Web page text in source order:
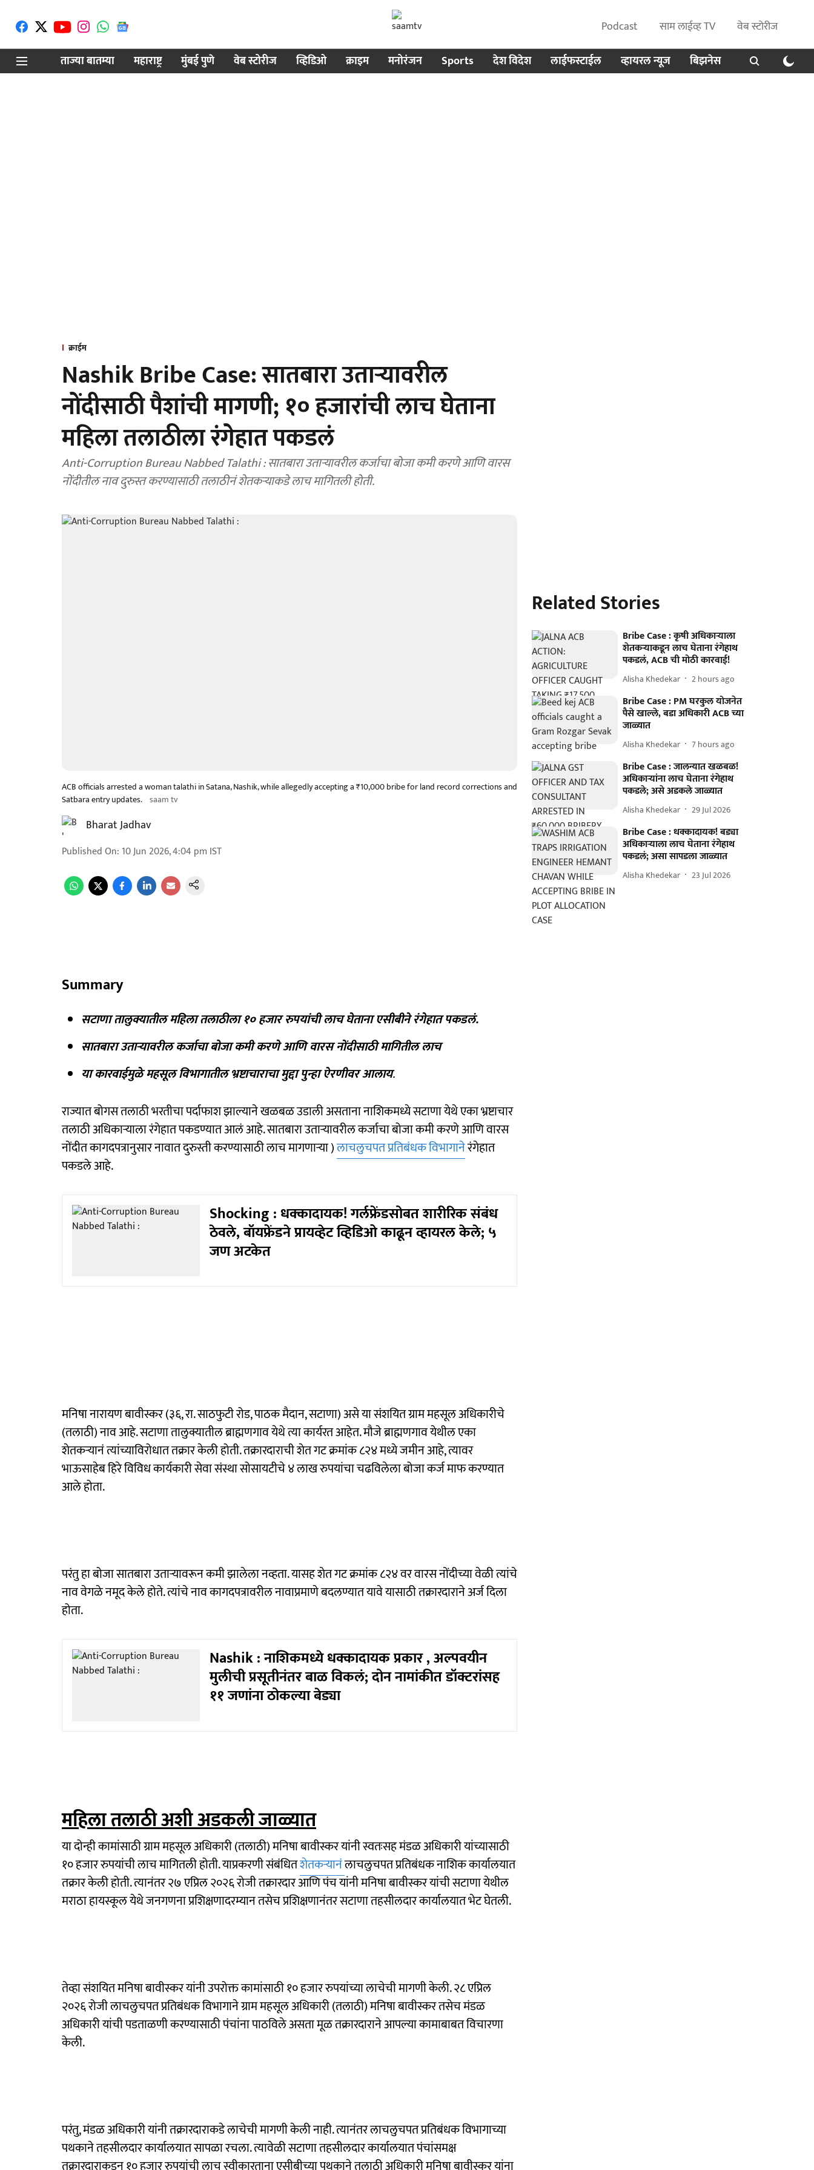
Podcast साम लाईव्ह TV
वेब स्टोरीज
ताज्या बातम्या
महाराष्ट्र मुंबई पुणे वेब स्टोरीज व्हिडिओ क्राइम मनोरंजन Sports देश विदेश लाईफस्टाईल व्हायरल न्यूज बिझनेस
क्राईम
Nashik Bribe Case: सातबारा उताऱ्यावरील
नोंदीसाठी पैशांची मागणी; १० हजारांची लाच घेताना
महिला तलाठीला रंगेहात पकडलं
Anti-Corruption Bureau Nabbed Talathi : सातबारा उताऱ्यावरील कर्जाचा बोजा कमी करणे आणि वारस
नोंदीतील नाव दुरुस्त करण्यासाठी तलाठीनं शेतकऱ्याकडे लाच मागितली होती.
ACB officials arrested a woman talathi in Satana, Nashik, while allegedly accepting a ₹10,000 bribe for land record corrections and
Satbara entry updates. saam tv
Bharat Jadhav
Published On: 10 Jun 2026, 4:04 pm IST
Summary
सटाणा तालुक्यातील महिला तलाठीला १० हजार रुपयांची लाच घेताना एसीबीने रंगेहात पकडलं.
सातबारा उताऱ्यावरील कर्जाचा बोजा कमी करणे आणि वारस नोंदीसाठी मागितील लाच
या कारवाईमुळे महसूल विभागातील भ्रष्टाचाराचा मुद्दा पुन्हा ऐरणीवर आलाय.
राज्यात बोगस तलाठी भरतीचा पर्दाफाश झाल्याने खळबळ उडाली असताना नाशिकमध्ये सटाणा येथे एका भ्रष्टाचार
तलाठी अधिकाऱ्याला रंगेहात पकडण्यात आलं आहे. सातबारा उताऱ्यावरील कर्जाचा बोजा कमी करणे आणि वारस
नोंदीत कागदपत्रानुसार नावात दुरुस्ती करण्यासाठी लाच मागणाऱ्या )लाचलुचपत प्रतिबंधक विभागानेरंगेहात
पकडले आहे.
Shocking : धक्कादायक! गर्लफ्रेंडसोबत शारीरिक संबंध
ठेवले, बॉयफ्रेंडने प्रायव्हेट व्हिडिओ काढून व्हायरल केले; ५
जण अटकेत
​मनिषा नारायण बावीस्कर (३६, रा. साठफुटी रोड, पाठक मैदान, सटाणा) असे या संशयित ग्राम महसूल अधिकारीचे
(तलाठी) नाव आहे. सटाणा तालुक्यातील ब्राह्मणगाव येथे त्या कार्यरत आहेत. मौजे ब्राह्मणगाव येथील एका
शेतकऱ्यानं त्यांच्याविरोधात तक्रार केली होती. तक्रारदाराची शेत गट क्रमांक ८२४ मध्ये जमीन आहे, त्यावर
भाऊसाहेब हिरे विविध कार्यकारी सेवा संस्था सोसायटीचे ४ लाख रुपयांचा चढविलेला बोजा कर्ज माफ करण्यात
आले होता.
परंतु हा बोजा सातबारा उताऱ्यावरून कमी झालेला नव्हता. यासह शेत गट क्रमांक ८२४ वर वारस नोंदीच्या वेळी त्यांचे
नाव वेगळे नमूद केले होते. त्यांचे नाव कागदपत्रावरील नावाप्रमाणे बदलण्यात यावे यासाठी तक्रारदाराने अर्ज दिला
होता.
Nashik : नाशिकमध्ये धक्कादायक प्रकार , अल्पवयीन
मुलीची प्रसूतीनंतर बाळ विकलं; दोन नामांकीत डॉक्टरांसह
११ जणांना ठोकल्या बेड्या
महिला तलाठी अशी अडकली जाळ्यात
या दोन्ही कामांसाठी ग्राम महसूल अधिकारी (तलाठी) मनिषा बावीस्कर यांनी स्वतःसह मंडळ अधिकारी यांच्यासाठी
१० हजार रुपयांची लाच मागितली होती. याप्रकरणी संबंधितशेतकऱ्यानंलाचलुचपत प्रतिबंधक नाशिक कार्यालयात
तक्रार केली होती. त्यानंतर २७ एप्रिल २०२६ रोजी तक्रारदार आणि पंच यांनी मनिषा बावीस्कर यांची सटाणा येथील
मराठा हायस्कूल येथे जनगणना प्रशिक्षणादरम्यान तसेच प्रशिक्षणानंतर सटाणा तहसीलदार कार्यालयात भेट घेतली.
तेव्हा संशयित मनिषा बावीस्कर यांनी उपरोक्त कामांसाठी १० हजार रुपयांच्या लाचेची मागणी केली. २८ एप्रिल
२०२६ रोजी लाचलुचपत प्रतिबंधक विभागाने ग्राम महसूल अधिकारी (तलाठी) मनिषा बावीस्कर तसेच मंडळ
अधिकारी यांची पडताळणी करण्यासाठी पंचांना पाठविले असता मूळ तक्रारदाराने आपल्या कामाबाबत विचारणा
केली.
परंतु, मंडळ अधिकारी यांनी तक्रारदाराकडे लाचेची मागणी केली नाही. त्यानंतर लाचलुचपत प्रतिबंधक विभागाच्या
पथकाने तहसीलदार कार्यालयात सापळा रचला. त्यावेळी सटाणा तहसीलदार कार्यालयात पंचांसमक्ष
Related Stories
Bribe Case : कृषी अधिकाऱ्याला
शेतकऱ्याकडून लाच घेताना रंगेहाथ
पकडलं, ACB ची मोठी कारवाई!
Alisha Khedekar 2 hours ago
Bribe Case : PM घरकुल योजनेत
पैसे खाल्ले, बडा अधिकारी ACB च्या
जाळ्यात
Alisha Khedekar 7 hours ago
Bribe Case : जालन्यात खळबळ!
अधिकाऱ्यांना लाच घेताना रंगेहाथ
पकडले; असे अडकले जाळ्यात
Alisha Khedekar 29 Jul 2026
Bribe Case : धक्कादायक! बड्या
अधिकाऱ्याला लाच घेताना रंगेहाथ
पकडलं; असा सापडला जाळ्यात
Alisha Khedekar 23 Jul 2026